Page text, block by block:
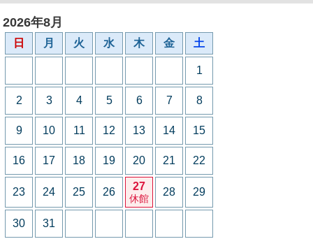
2026年8月
日 月 火 水 木 金 土
1
2 3 4 5 6 7 8
9 10 11 12 13 14 15
16 17 18 19 20 21 22
23 24 25 26 27
休館
28 29
30 31